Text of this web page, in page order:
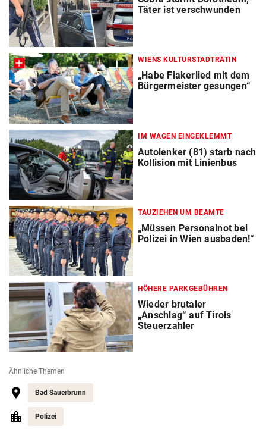
Täter ist verschwunden
WIENS KULTURSTADTRÄTIN
„Habe Fiakerlied mit dem
Bürgermeister gesungen“
IM WAGEN EINGEKLEMMT
Autolenker (81) starb nach
Kollision mit Linienbus
TAUZIEHEN UM BEAMTE
„Müssen Personalnot bei
Polizei in Wien ausbaden!“
HÖHERE PARKGEBÜHREN
Wieder brutaler
„Anschlag“ auf Tirols
Steuerzahler
Ähnliche Themen
Bad Sauerbrunn
Polizei